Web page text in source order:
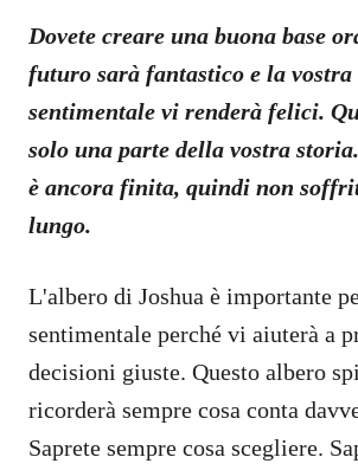
Dovete creare una buona base
futuro sarà fantastico e la
sentimentale vi renderà felici.
solo una parte della vostra
è ancora finita, quindi non
lungo.
L'albero di Joshua è importante
sentimentale perché vi aiuterà a
decisioni giuste. Questo albero
ricorderà sempre cosa conta
Saprete sempre cosa scegliere.